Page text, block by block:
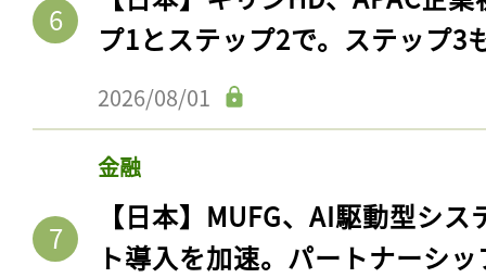
プ1とステップ2で。ステップ3
2026/08/01
金融
【日本】MUFG、AI駆動型シ
ト導入を加速。パートナーシ